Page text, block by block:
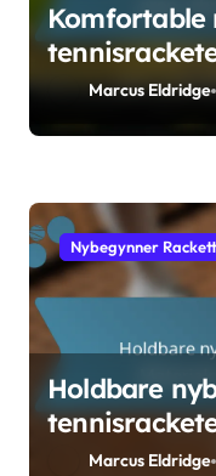
Komfortable
Marcus Eldridge
Nybegynner
Holdbare
Marcus Eldridge